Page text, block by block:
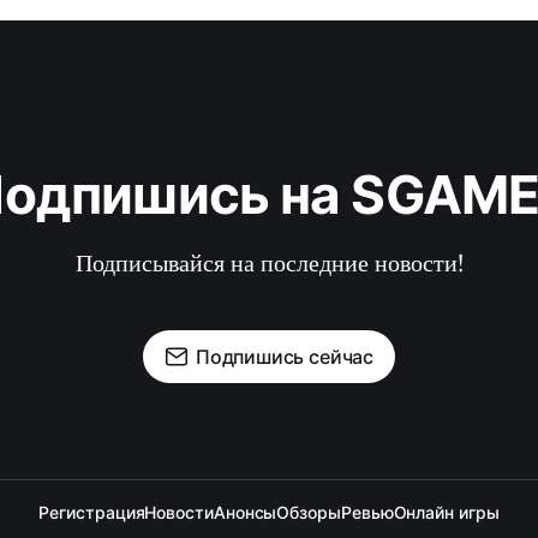
на
Подписывайся на последние новости!
Подпишись сейчас
РегистрацияНовостиАнонсыОбзорыРевьюОнлайн игры